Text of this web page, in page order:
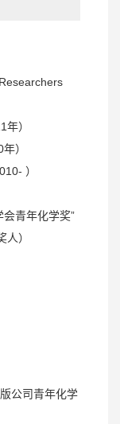
）
）
）
青年化学奖”
）
公司青年化学